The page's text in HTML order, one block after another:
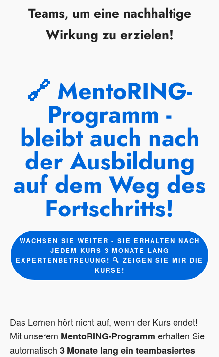
Teams, um eine nachhaltige
Wirkung zu erzielen!
🔗 MentoRING-
Programm -
bleibt auch nach
der Ausbildung
auf dem Weg des
Fortschritts!
WACHSEN SIE WEITER - SIE ERHALTEN NACH
JEDEM KURS 3 MONATE LANG
EXPERTENBETREUUNG! 🔍 ZEIGEN SIE MIR DIE
KURSE!
Das Lernen hört nicht auf, wenn der Kurs endet!
Mit unserem MentoRING-Programm erhalten Sie
automatisch 3 Monate lang ein teambasiertes